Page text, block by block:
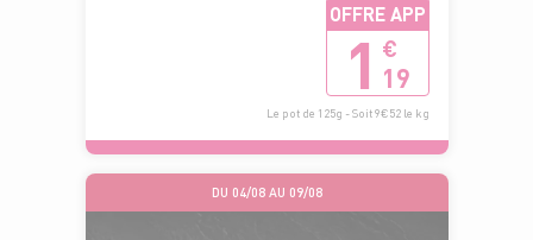
OFFRE APP
1 €
19
Le pot de 125g - Soit 9€52 le kg
DU 04/08 AU 09/08